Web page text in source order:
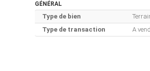
GÉNÉRAL
Type de bien
Type de transaction
A